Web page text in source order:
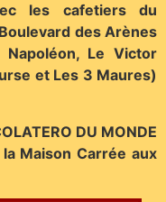
les cafetiers du
des Arènes
Le Victor
et Les 3 Maures)
DU MONDE
Maison Carrée aux